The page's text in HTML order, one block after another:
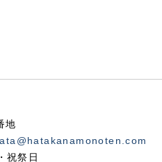
地
祝祭日